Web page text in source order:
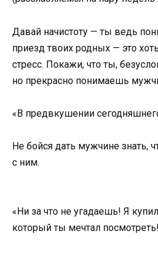
Давай начистоту — ты ведь
приезд твоих родных — это
стресс. Покажи, что ты,
но прекрасно понимаешь
«В предвкушении
Не бойся дать мужчине знать,
с ним.
«Ни за что не угадаешь! Я
который ты мечтал